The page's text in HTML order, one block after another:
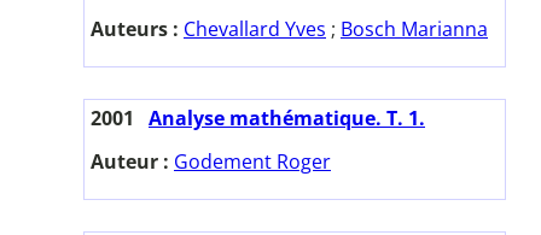
Auteurs : Chevallard Yves ; Bosch Marianna
2001
Analyse mathématique. T. 1.
Auteur : Godement Roger